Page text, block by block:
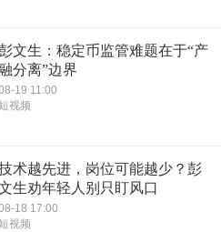
文生：稳定币监管难题在于“产
分离”边界
19 11:00
视频
术越先进，岗位可能越少？彭
生劝年轻人别只盯风口
18 17:00
视频